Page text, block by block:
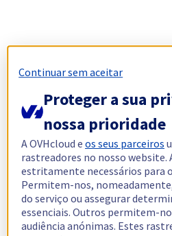
Continuar sem aceitar
Proteger a sua
nossa prioridade
A OVHcloud eos seus parceiros
rastreadores no nosso website.
estritamente necessários para
Permitem-nos,
do serviço ou assegurar
essenciais. Outros permitem-
audiência anónimas. Estes